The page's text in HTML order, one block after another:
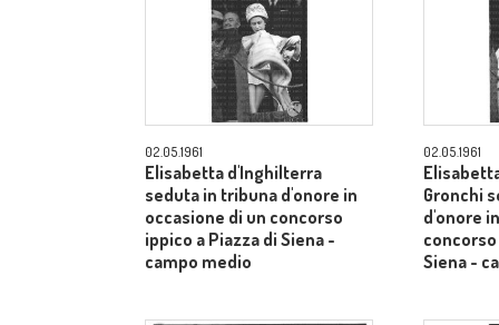
02.05.1961
Elisabetta d'Inghilterra
seduta in tribuna d'onore in
occasione di un concorso
ippico a Piazza di Siena -
campo medio
02.05.1961
Gronchi
d'onore
Siena -